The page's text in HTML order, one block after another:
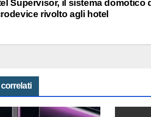
Supervisor, il sistema domotico
rivolto agli hotel